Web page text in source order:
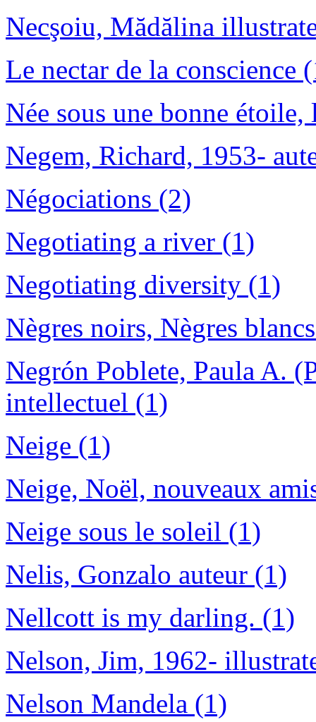
Necşoiu, Mădălina
Le nectar de la conscience
Née sous une bonne
Negem, Richard, 1953-
Négociations (2)
Negotiating a river (1)
Negotiating diversity (1)
Nègres noirs, Nègres
Negrón Poblete, Paula A.
intellectuel (1)
Neige (1)
Neige, Noël, nouveaux
Neige sous le soleil (1)
Nelis, Gonzalo auteur (1)
Nellcott is my darling. (1)
Nelson, Jim, 1962-
Nelson Mandela (1)